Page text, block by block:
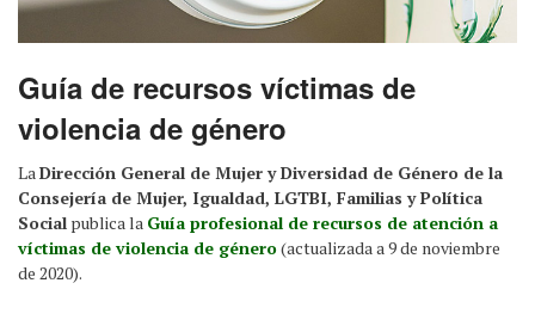
Guía de recursos víctimas de
violencia de género
LaDirección General de Mujer y Diversidad de Género de la
Consejería de Mujer, Igualdad, LGTBI, Familias y Política
Social publica la Guía profesional de recursos de atención a
víctimas de violencia de género(actualizada a 9 de noviembre
de 2020).